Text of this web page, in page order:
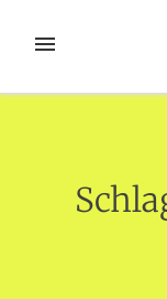
InhaltMENÜ